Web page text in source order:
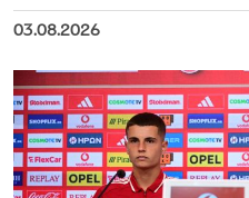
03.08.2026